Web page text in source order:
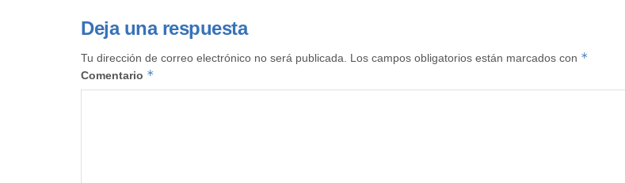
Deja una respuesta
Tu dirección de correo electrónico no será publicada. Los campos obligatorios están marcados con *
Comentario *